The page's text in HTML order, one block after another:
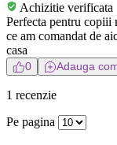
Achizitie verificata
Perfecta pentru copiii
ce am comandat de
casa
0 Adauga
1 recenzie
Pe pagina